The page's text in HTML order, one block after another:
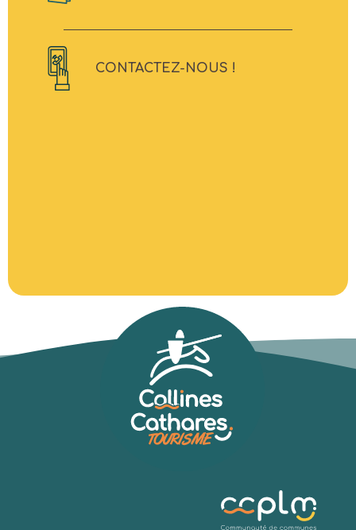
CONTACTEZ-NOUS !